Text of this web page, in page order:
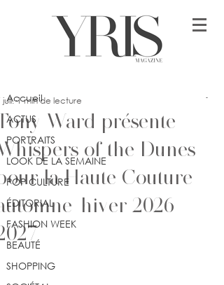
Accueil
ACTUS
PORTRAITS
LOOK DE LA SEMAINE
POP CULTURE
ÉDITORIAL
FASHION WEEK
BEAUTÉ
SHOPPING
Ward présente
of the Dunes
la Haute Couture
hiver 2026-
juil. 1 min de lecture